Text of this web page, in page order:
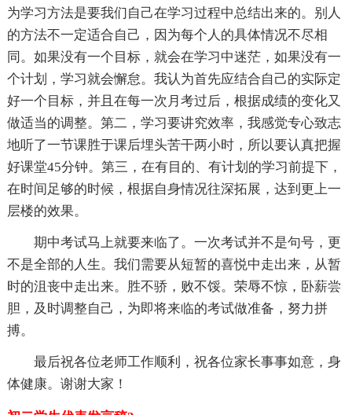
为学习方法是要我们自己在学习过程中总结出来的。别人
的方法不一定适合自己，因为每个人的具体情况不尽相
同。如果没有一个目标，就会在学习中迷茫，如果没有一
个计划，学习就会懈怠。我认为首先应结合自己的实际定
好一个目标，并且在每一次月考过后，根据成绩的变化又
做适当的调整。第二，学习要讲究效率，我感觉专心致志
地听了一节课胜于课后埋头苦干两小时，所以要认真把握
好课堂45分钟。第三，在有目的、有计划的学习前提下，
在时间足够的时候，根据自身情况往深拓展，达到更上一
层楼的效果。
期中考试马上就要来临了。一次考试并不是句号，更
不是全部的人生。我们需要从短暂的喜悦中走出来，从暂
时的沮丧中走出来。胜不骄，败不馁。荣辱不惊，卧薪尝
胆，及时调整自己，为即将来临的考试做准备，努力拼
搏。
最后祝各位老师工作顺利，祝各位家长事事如意，身
体健康。谢谢大家！